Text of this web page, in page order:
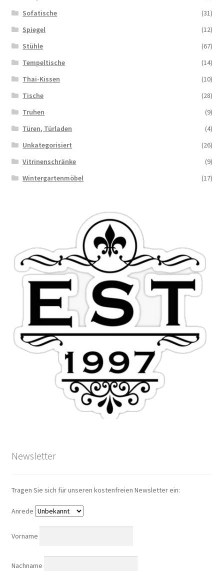
Sofatische
(31)
Spiegel
(12)
Stühle
(67)
Tempeltische
(14)
Thai-Kissen
(10)
Tische
(28)
Truhen
(9)
Türen, Türladen
(4)
Unkategorisiert
(26)
Vitrinenschränke
(9)
Wintergartenmöbel
(17)
Newsletter
Tragen Sie sich für unseren kostenfreien Newsletter ein:
Anrede
Vorname
Nachname